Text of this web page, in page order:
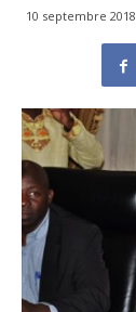
10 septembre 2018